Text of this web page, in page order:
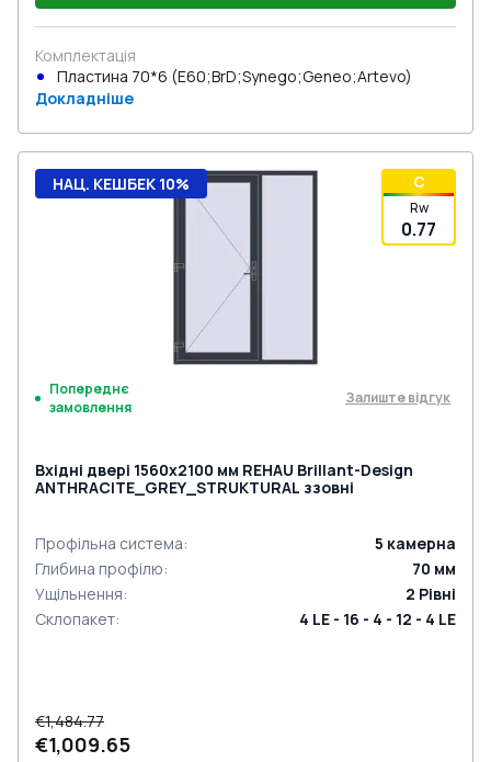
Комплектація
Пластина 70*6 (E60;BrD;Synego;Geneo;Artevo)
Докладніше
C
Rw
0.77
НАЦ. КЕШБЕК 10%
Попереднє
замовлення
Залиште відгук
Вхідні двері 1560x2100 мм REHAU Brillant-Design
ANTHRACITE_GREY_STRUKTURAL ззовні
Профільна система: 5 камерна
Глибина профілю: 70 мм
Ущільнення: 2 Рівні
Склопакет: 4 LE - 16 - 4 - 12 - 4 LE
€1,484.77
€1,009.65